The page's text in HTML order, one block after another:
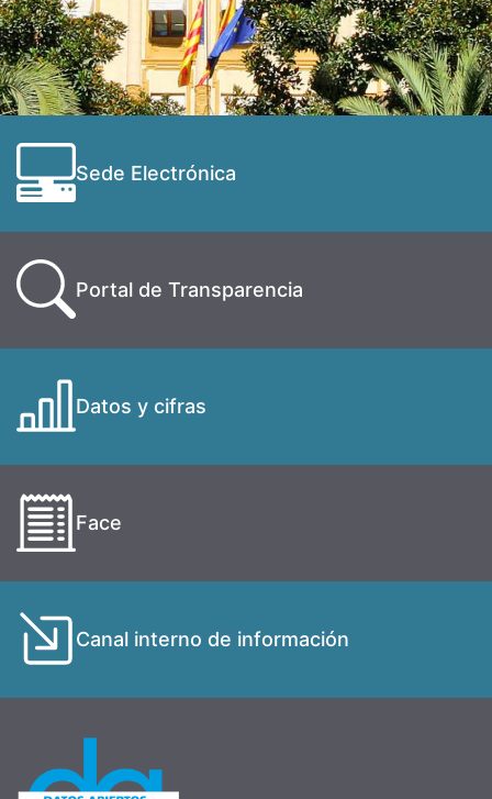
Sede Electrónica
Portal de Transparencia
Datos y cifras
Face
Canal interno de información